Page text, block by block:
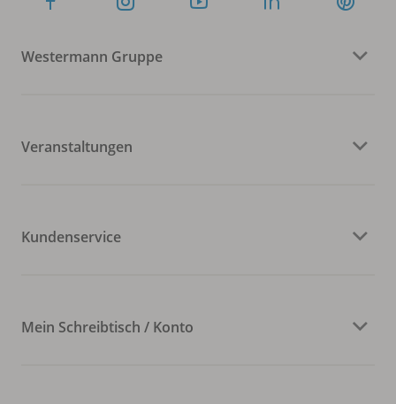
Westermann Gruppe
Veranstaltungen
Kundenservice
Mein Schreibtisch / Konto